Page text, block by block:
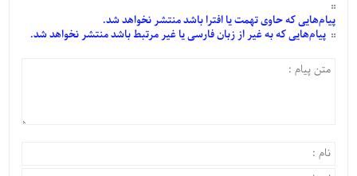
پیام‌هاییکه حاوی تهمت یا افترا باشد منتشر نخواهد شد.
پیام‌هاییکه به غیر از زبان فارسی یا غیر مرتبط باشد منتشر نخواهد شد.